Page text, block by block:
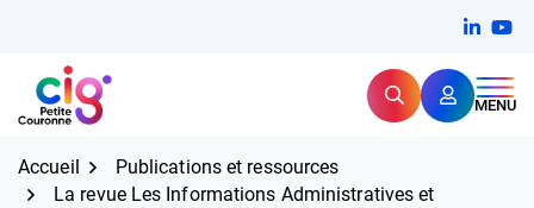
contenu
CIG Petite Couronne RechercherMENU
Expertise et proximité pour
Accueil
Publications et ressources
La revue Les Informations Administratives et